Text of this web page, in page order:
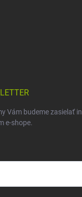
Vám budeme zasielať
e-shope.